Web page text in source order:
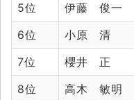
5位
伊藤 俊一
6位
小原 清
7位
櫻井 正
8位
高木 敏明